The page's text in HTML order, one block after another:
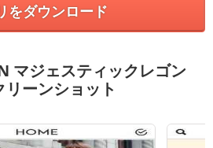
をダウンロード
マジェスティックレゴン
ーンショット